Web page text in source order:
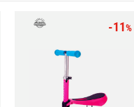
-11%